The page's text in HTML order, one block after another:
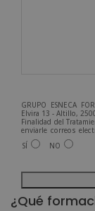
GRUPO ESNECA
Elvira 13 - Altillo,
Finalidad del
enviarle correos
ofrecidos y otros
Legitimación del
Para más
Desea recibir
SÍ NO
A
l
¿Qué